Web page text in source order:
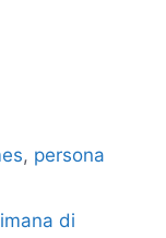
, persona
di